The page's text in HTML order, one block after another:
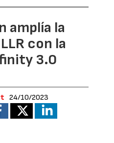
amplía la
con la
3.0
24/10/2023